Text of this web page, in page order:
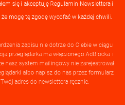
się i akceptuję Regulamin Newsletterai
że mogę tę zgodę wycofać w każdej chwili.
zapisu nie dotrze do Ciebie w ciągu
przeglądarka ma włączonego AdBlocka i
nasz system mailingowy nie zarejestrował
albo napisz do nas przez formularz
adres do newslettera ręcznie.